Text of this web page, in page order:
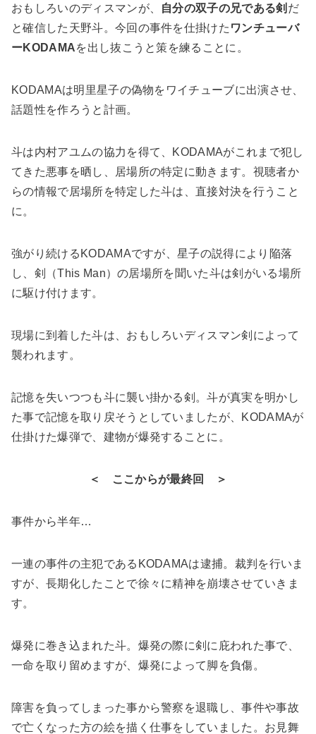
おもしろいのディスマンが、 自分の双子の兄である剣 だ
と確信した天野斗。今回の事件を仕掛けた ワンチューバ
ーKODAMAを出し抜こうと策を練ることに。
KODAMAは明里星子の偽物をワイチューブに出演させ、
話題性を作ろうと計画。
斗は内村アユムの協力を得て、KODAMAがこれまで犯し
てきた悪事を晒し、居場所の特定に動きます。視聴者か
らの情報で居場所を特定した斗は、直接対決を行うこと
に。
強がり続けるKODAMAですが、星子の説得により陥落
し、剣（This Man）の居場所を聞いた斗は剣がいる場所
に駆け付けます。
現場に到着した斗は、おもしろいディスマン剣によって
襲われます。
記憶を失いつつも斗に襲い掛かる剣。斗が真実を明かし
た事で記憶を取り戻そうとしていましたが、KODAMAが
仕掛けた爆弾で、建物が爆発することに。
＜ ここからが最終回 ＞
事件から半年…
一連の事件の主犯であるKODAMAは逮捕。裁判を行いま
すが、長期化したことで徐々に精神を崩壊させていきま
す。
爆発に巻き込まれた斗。爆発の際に剣に庇われた事で、
一命を取り留めますが、爆発によって脚を負傷。
障害を負ってしまった事から警察を退職し、事件や事故
で亡くなった方の絵を描く仕事をしていました。お見舞